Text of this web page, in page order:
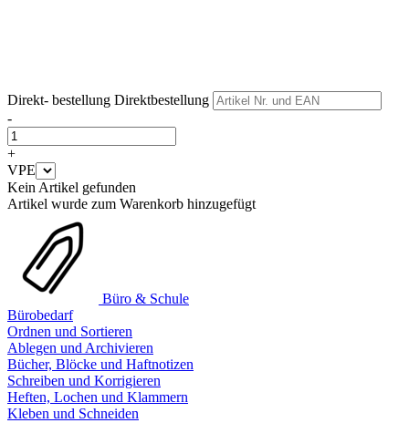
Direkt- bestellung Direktbestellung
-
+
VPE
Kein Artikel gefunden
Artikel wurde zum Warenkorb hinzugefügt
Büro & Schule
Bürobedarf
Ordnen und Sortieren
Ablegen und Archivieren
Bücher, Blöcke und Haftnotizen
Schreiben und Korrigieren
Heften, Lochen und Klammern
Kleben und Schneiden